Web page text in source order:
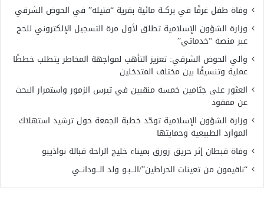
وفاة طفل غرقًا في بركــة مائية بقرية “فتيله” في الحوض الشرقي
وزارة الشؤون الإسلامية تطلق لأول مرة التسجيل الإلكتروني للحج
عبر منصة “خدماتي”
والي الحوض الشرقي: تعزيز التأهب لمواجهة المخاطر يتطلب خططًا
عملية وتنسيقًا بين مختلف المتدخلين
العثور على جثامين خمسة منقبين في تيرس الزمور واستمرار البحث
عن مفقود
وزارة الشؤون الإسلامية توحّد خطبة الجمعة حول ترشيد استهلاك
الموارد الطبيعية وحمايتها
وفاة قبطان إثر حريق زورق بميناء خليج الراحة قبالة نواذيبو
“ناقيمون من تعينات الحراطين”/الـــبـو ولد الـــودانــي